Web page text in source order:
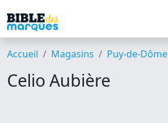
Accueil Magasins Puy-de-Dôme
Celio Aubière